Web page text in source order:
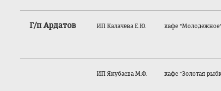
Г/п Ардатов ИП Калачёва Е.Ю. кафе
ИП Якубаева М.Ф. кафе "Золотая